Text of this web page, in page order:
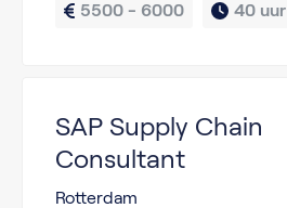
5500 - 6000 40 uur
SAP Supply Chain
Consultant
Rotterdam